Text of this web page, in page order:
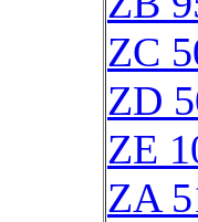
ZC
ZD
ZE
ZA